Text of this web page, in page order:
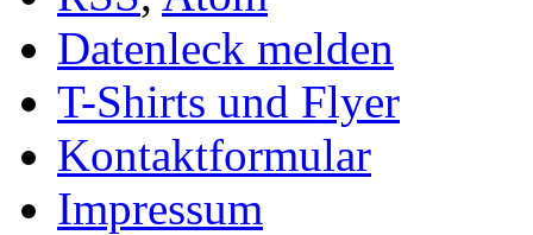
Datenleck melden
T-Shirts und Flyer
Kontaktformular
Impressum